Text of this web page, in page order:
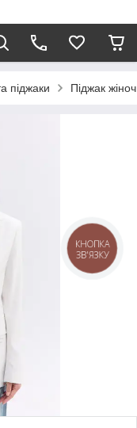
піджаки Піджак
КНОПКА
ЗВ'ЯЗКУ